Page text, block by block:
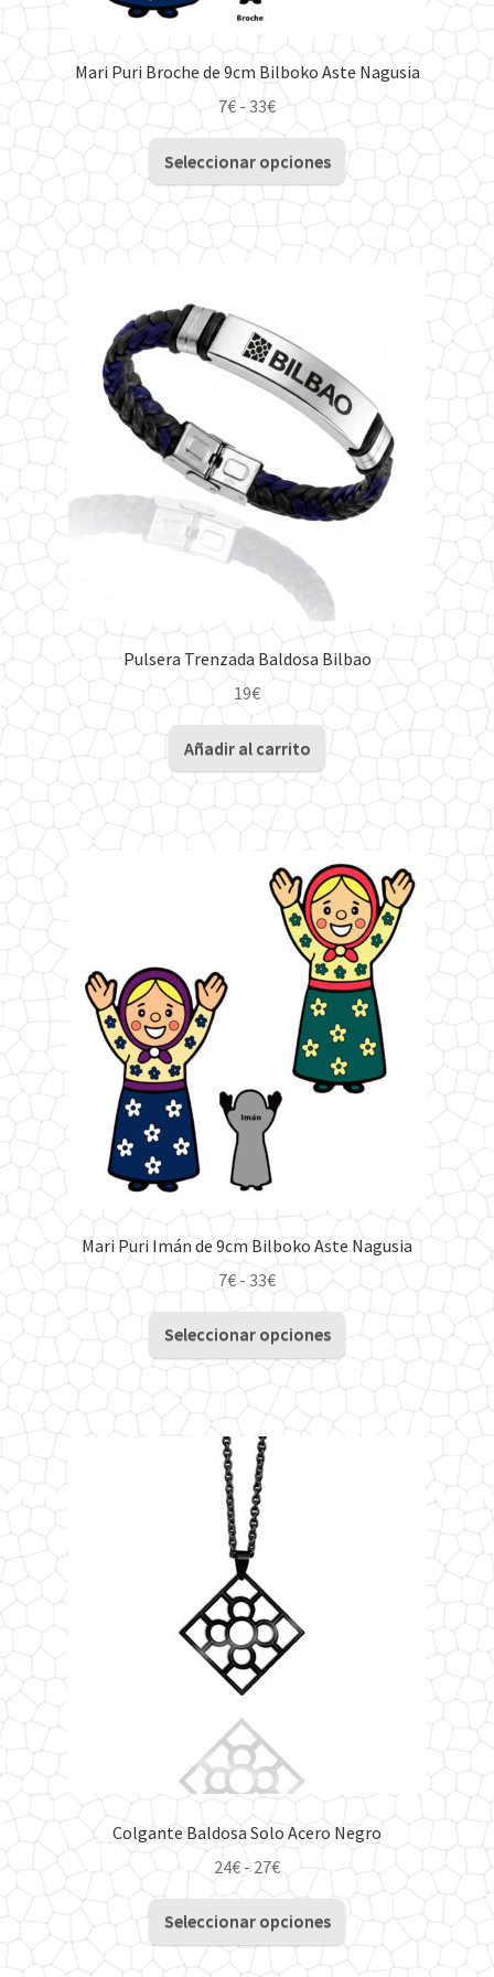
Mari Puri Broche de 9cm Bilboko Aste Nagusia
7€ - 33€Rango
de
precios:
desde
hasta
Seleccionar opciones
Este
producto
tiene
múltiples
variantes.
elegir
la
página
de
Pulsera Trenzada Baldosa Bilbao
19€
Añadir al carrito
Mari Puri Imán de 9cm Bilboko Aste Nagusia
7€ - 33€Rango
precios:
desde
7€
hasta
Seleccionar opciones
producto
tiene
múltiples
variantes.
Colgante Baldosa Solo Acero Negro
24€ - 27€Rango
de
precios:
desde
Seleccionar opciones
Este
producto
tiene